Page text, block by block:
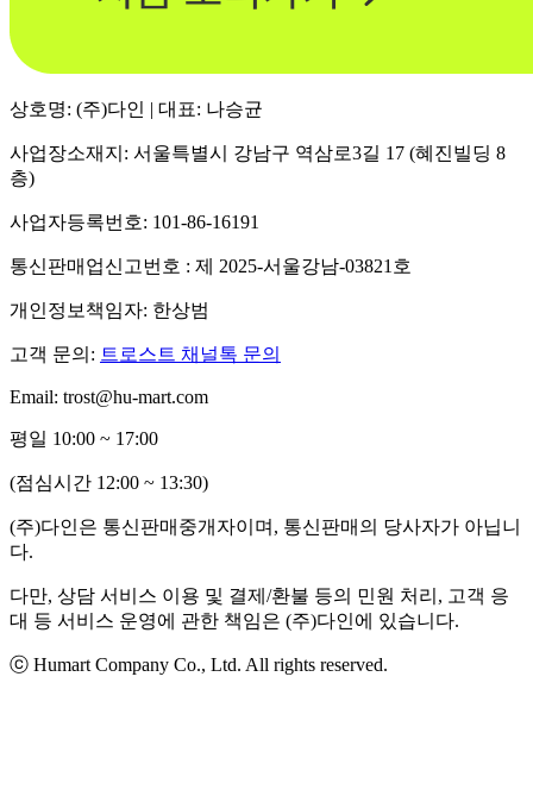
상호명: (주)다인 | 대표: 나승균
사업장소재지: 서울특별시 강남구 역삼로3길 17 (혜진빌딩 8
층)
사업자등록번호: 101-86-16191
통신판매업신고번호 : 제 2025-서울강남-03821호
개인정보책임자: 한상범
고객 문의: 트로스트 채널톡 문의
Email: trost@hu-mart.com
평일 10:00 ~ 17:00
(점심시간 12:00 ~ 13:30)
(주)다인은 통신판매중개자이며, 통신판매의 당사자가 아닙니
다.
다만, 상담 서비스 이용 및 결제/환불 등의 민원 처리, 고객 응
대 등 서비스 운영에 관한 책임은 (주)다인에 있습니다.
ⓒ Humart Company Co., Ltd. All rights reserved.